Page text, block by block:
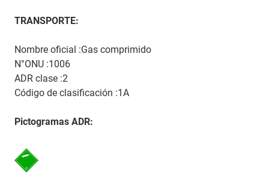
TRANSPORTE:
Nombre oficial :Gas comprimido
N°ONU :1006
ADR clase :2
Código de clasificación :1A
Pictogramas ADR: